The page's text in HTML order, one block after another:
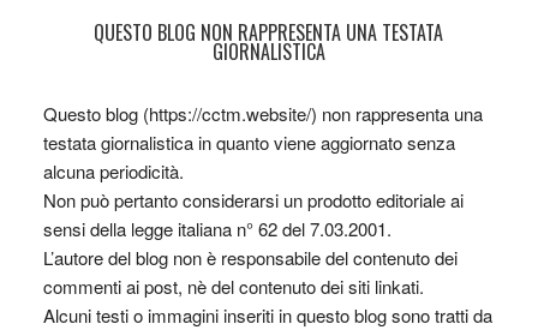
QUESTO BLOG NON RAPPRESENTA UNA TESTATA
GIORNALISTICA
Questo blog (https://cctm.website/) non rappresenta una
testata giornalistica in quanto viene aggiornato senza
alcuna periodicità.
Non può pertanto considerarsi un prodotto editoriale ai
sensi della legge italiana n° 62 del 7.03.2001.
L’autore del blog non è responsabile del contenuto dei
commenti ai post, nè del contenuto dei siti linkati.
Alcuni testi o immagini inseriti in questo blog sono tratti da